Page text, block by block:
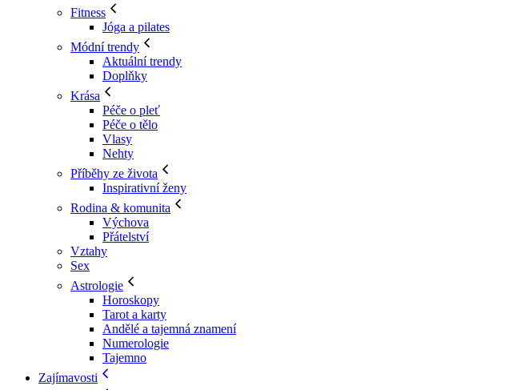
Fitness
Jóga a pilates
Módní trendy
Aktuální trendy
Doplňky
Krása
Péče o pleť
Péče o tělo
Vlasy
Nehty
Příběhy ze života
Inspirativní ženy
Rodina & komunita
Výchova
Přátelství
Vztahy
Sex
Astrologie
Horoskopy
Tarot a karty
Andělé a tajemná znamení
Numerologie
Tajemno
Zajímavosti